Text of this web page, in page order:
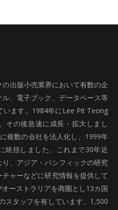
出版小売業界において有数の企
、電子ブック、データベース等
います。1984年にLee Pit Teong
その後急速に成長・拡大しまし
複数の会社を法人化し、1999年
統括しました。これまで30年近
、アジア・パシフィックの研究
ャーなどに研究情報を提供して
ーストラリアを商圏とし13カ国
スタッフを有しています。1,500